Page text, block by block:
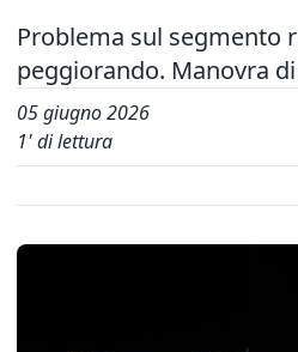
Problema sul segmento
peggiorando. Manovra
05 giugno 2026
1' di lettura